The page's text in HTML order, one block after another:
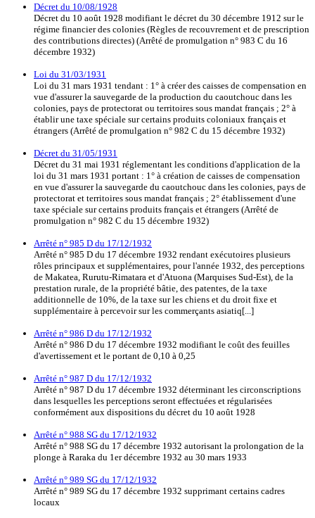
Décret du 10/08/1928
Décret du 10 août 1928 modifiant le décret du 30 décembre 1912 sur le
régime financier des colonies (Règles de recouvrement et de prescription
des contributions directes) (Arrêté de promulgation n° 983 C du 16
décembre 1932)
Loi du 31/03/1931
Loi du 31 mars 1931 tendant : 1° à créer des caisses de compensation en
vue d'assurer la sauvegarde de la production du caoutchouc dans les
colonies, pays de protectorat ou territoires sous mandat français ; 2° à
établir une taxe spéciale sur certains produits coloniaux français et
étrangers (Arrêté de promulgation n° 982 C du 15 décembre 1932)
Décret du 31/05/1931
Décret du 31 mai 1931 réglementant les conditions d'application de la
loi du 31 mars 1931 portant : 1° à création de caisses de compensation
en vue d'assurer la sauvegarde du caoutchouc dans les colonies, pays de
protectorat et territoires sous mandat français ; 2° établissement d'une
taxe spéciale sur certains produits français et étrangers (Arrêté de
promulgation n° 982 C du 15 décembre 1932)
Arrêté n° 985 D du 17/12/1932
Arrêté n° 985 D du 17 décembre 1932 rendant exécutoires plusieurs
rôles principaux et supplémentaires, pour l'année 1932, des perceptions
de Makatea, Rurutu-Rimatara et d'Atuona (Marquises Sud-Est), de la
prestation rurale, de la propriété bâtie, des patentes, de la taxe
additionnelle de 10%, de la taxe sur les chiens et du droit fixe et
supplémentaire à percevoir sur les commerçants asiatiq[...]
Arrêté n° 986 D du 17/12/1932
Arrêté n° 986 D du 17 décembre 1932 modifiant le coût des feuilles
d'avertissement et le portant de 0,10 à 0,25
Arrêté n° 987 D du 17/12/1932
Arrêté n° 987 D du 17 décembre 1932 déterminant les circonscriptions
dans lesquelles les perceptions seront effectuées et régularisées
conformément aux dispositions du décret du 10 août 1928
Arrêté n° 988 SG du 17/12/1932
Arrêté n° 988 SG du 17 décembre 1932 autorisant la prolongation de la
plonge à Raraka du 1er décembre 1932 au 30 mars 1933
Arrêté n° 989 SG du 17/12/1932
Arrêté n° 989 SG du 17 décembre 1932 supprimant certains cadres
locaux